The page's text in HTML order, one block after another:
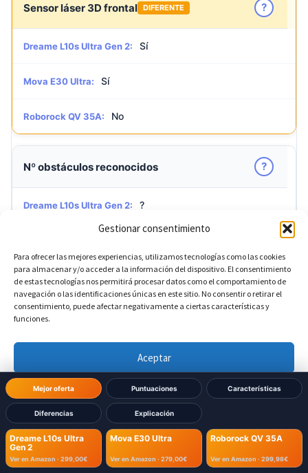
Gestionar consentimiento
Para ofrecer las mejores experiencias, utilizamos tecnologías como las cookies
para almacenar y/o acceder a la información del dispositivo. El consentimiento
de estas tecnologías nos permitirá procesar datos como el comportamiento de
navegación o las identificaciones únicas en este sitio. No consentir o retirar el
consentimiento, puede afectar negativamente a ciertas características y
funciones.
Aceptar
Denegar
Ver preferencias
Política de cookies Política de Privacidad Aviso Legal
Mejor oferta Puntuaciones Características
Diferencias Explicación
Dreame L10s Ultra
Gen 2
Ver en Amazon · 299,00€
Mova E30 Ultra
Ver en Amazon · 279,00€
Roborock QV 35A
Ver en Amazon · 299,98€
Sensor láser 3D frontal DIFERENTE ?
Dreame L10s Ultra Gen 2: Sí
Mova E30 Ultra: Sí
Roborock QV 35A: No
Nº obstáculos reconocidos ?
Dreame L10s Ultra Gen 2: ?
Roborock QV 35A: ?
Reconocimiento de mascotas
Sí
Mova E30 Ultra: Sí
Roborock QV 35A: No